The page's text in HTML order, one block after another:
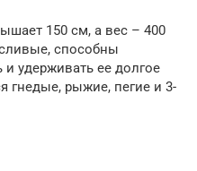
150 см, а вес – 400
способны
удерживать ее долгое
гнедые, рыжие, пегие и 3-